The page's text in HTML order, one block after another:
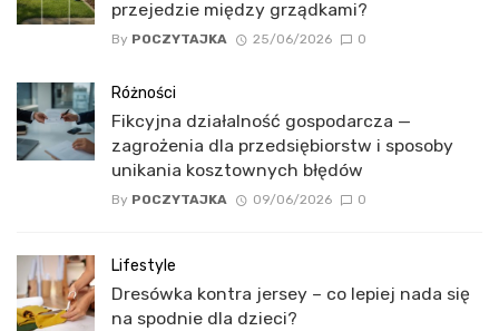
przejedzie między grządkami?
By POCZYTAJKA 25/06/2026 0
Różności
Fikcyjna działalność gospodarcza —
zagrożenia dla przedsiębiorstw i sposoby
unikania kosztownych błędów
By POCZYTAJKA 09/06/2026 0
Lifestyle
Dresówka kontra jersey – co lepiej nada się
na spodnie dla dzieci?